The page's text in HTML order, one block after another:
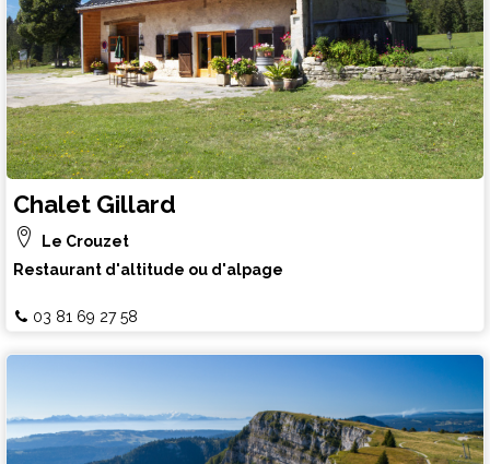
Chalet Gillard
Le Crouzet
Restaurant d'altitude ou d'alpage
03 81 69 27 58